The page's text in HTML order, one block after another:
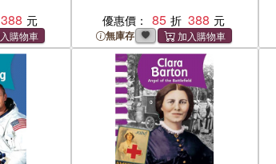
388 優惠價： 85 388
無庫存